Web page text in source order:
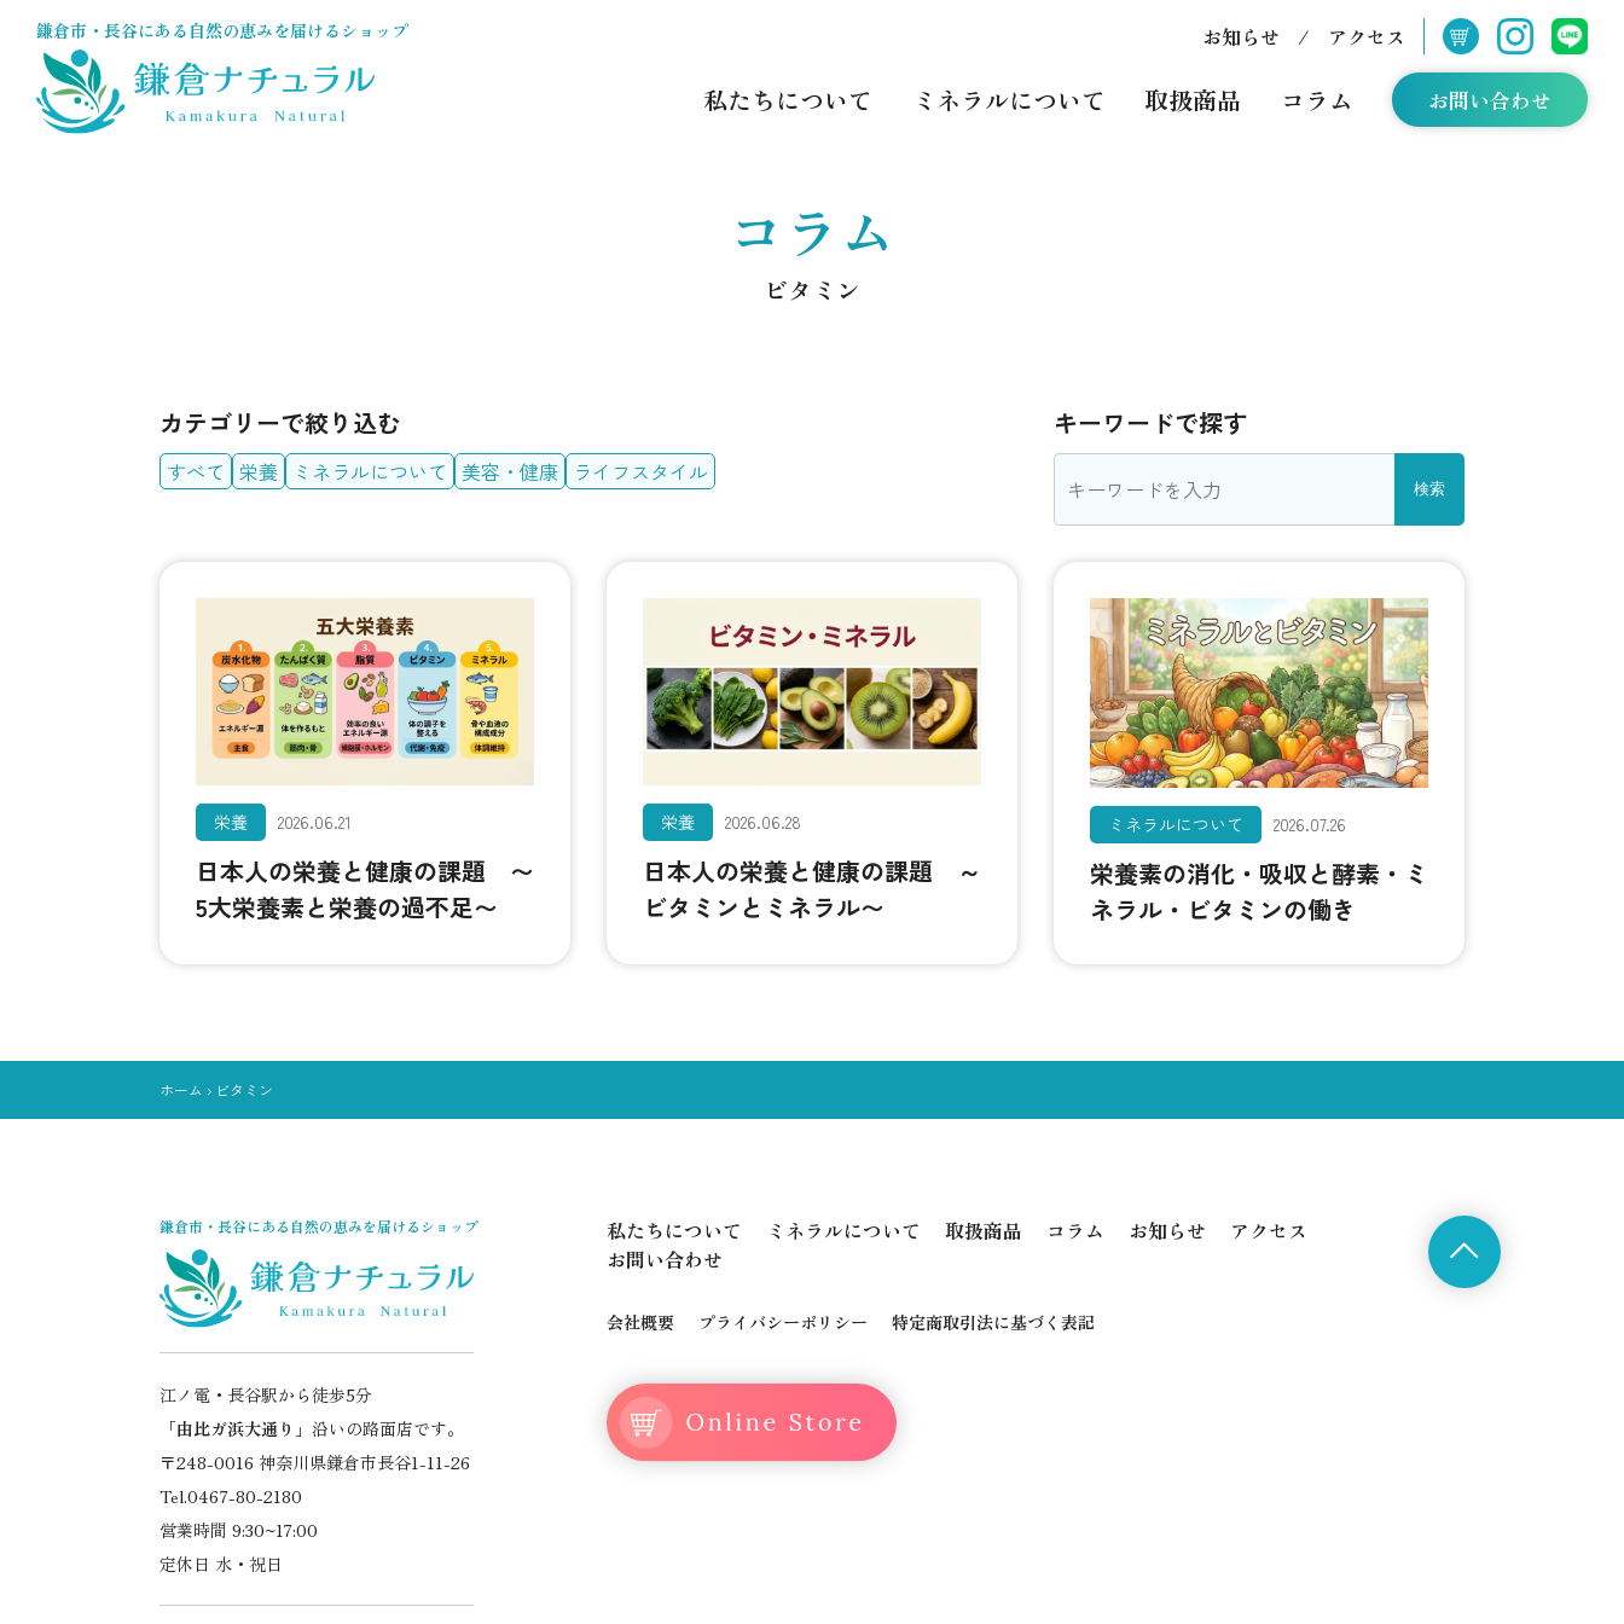
鎌倉市・長谷にある自然の恵みを届けるショップ お知らせ / アクセス
私たちについて ミネラルについて 取扱商品 コラム お問い合わせ
コラム
ビタミン
カテゴリーで絞り込む
すべて 栄養 ミネラルについて 美容・健康 ライフスタイル
キーワードで探す
検索
栄養 2026.06.21
日本人の栄養と健康の課題 〜
5大栄養素と栄養の過不足〜
栄養 2026.06.28
日本人の栄養と健康の課題 ～
ビタミンとミネラル〜
ミネラルについて 2026.07.26
栄養素の消化・吸収と酵素・ミ
ネラル・ビタミンの働き
ホーム › ビタミン
鎌倉市・長谷にある自然の恵みを届けるショップ
江ノ電・長谷駅から徒歩5分
「由比ガ浜大通り 」沿いの路面店です。
〒248-0016 神奈川県鎌倉市長谷1-11-26
Tel.0467-80-2180
営業時間 9:30~17:00
定休日 水・祝日
私たちについて ミネラルについて 取扱商品 コラム お知らせ
アクセス
お問い合わせ
会社概要 プライバシーポリシー 特定商取引法に基づく表記